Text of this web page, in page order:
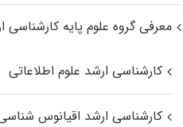
معرفی گروه علوم پایه کارشناسی
کارشناسی ارشد علوم اطلاعاتی
کارشناسی ارشد اقیانوس‌